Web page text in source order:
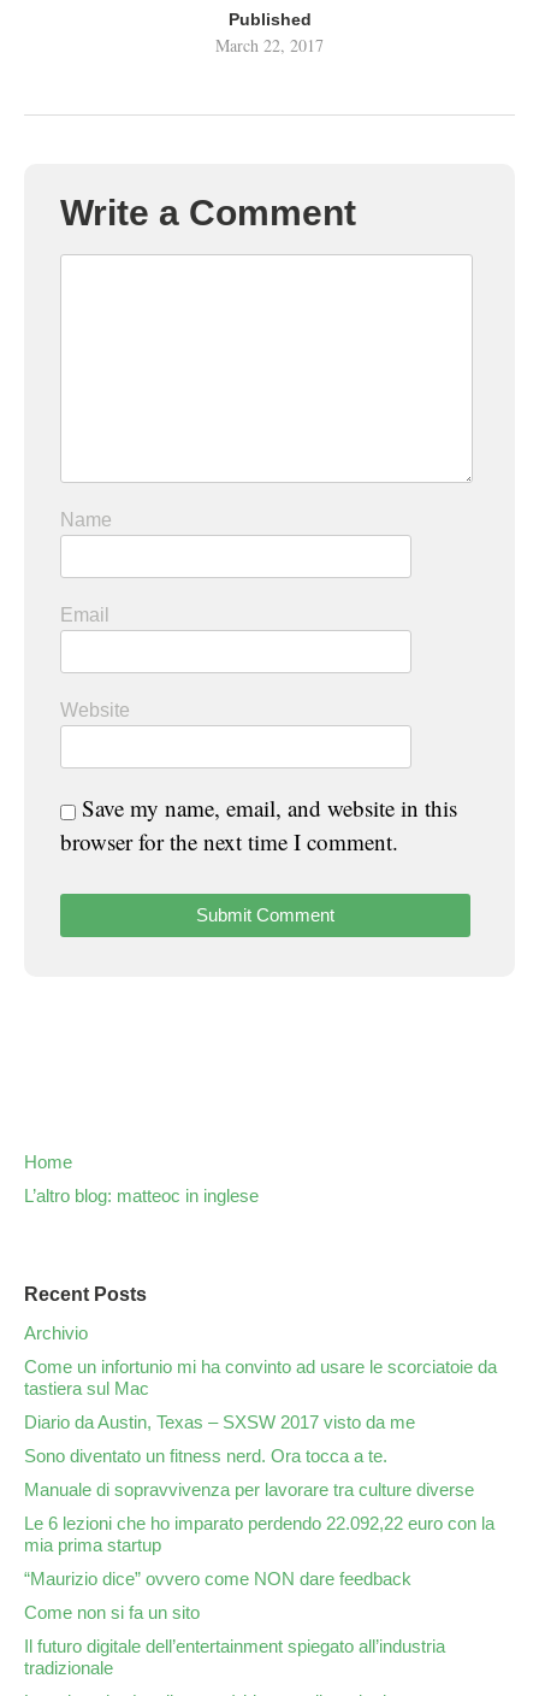
Published
March 22, 2017
Write a Comment
Name
Email
Website
Save my name, email, and website in this
browser for the next time I comment.
Home
L’altro blog: matteoc in inglese
Recent Posts
Archivio
Come un infortunio mi ha convinto ad usare le scorciatoie da
tastiera sul Mac
Diario da Austin, Texas – SXSW 2017 visto da me
Sono diventato un fitness nerd. Ora tocca a te.
Manuale di sopravvivenza per lavorare tra culture diverse
Le 6 lezioni che ho imparato perdendo 22.092,22 euro con la
mia prima startup
“Maurizio dice” ovvero come NON dare feedback
Come non si fa un sito
Il futuro digitale dell’entertainment spiegato all’industria
tradizionale